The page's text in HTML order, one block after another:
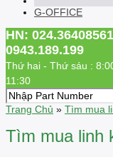
G-OFFICE
HN:
0943.189.199
Thứ hai - Thứ sáu :
11:30
Trang Chủ » Tìm mua
Tìm mua linh